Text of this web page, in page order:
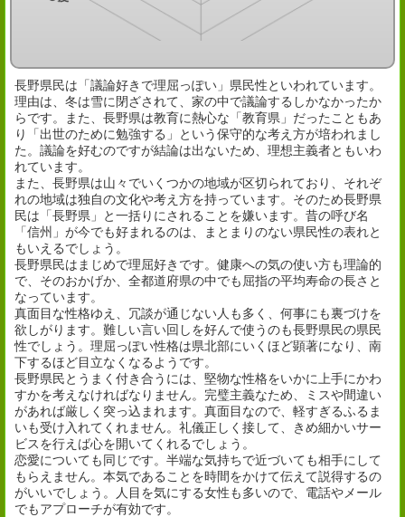
長野県民は「議論好きで理屈っぽい」県民性といわれています。
理由は、冬は雪に閉ざされて、家の中で議論するしかなかったか
らです。また、長野県は教育に熱心な「教育県」だったこともあ
り「出世のために勉強する」という保守的な考え方が培われまし
た。議論を好むのですが結論は出ないため、理想主義者ともいわ
れています。
また、長野県は山々でいくつかの地域が区切られており、それぞ
れの地域は独自の文化や考え方を持っています。そのため長野県
民は「長野県」と一括りにされることを嫌います。昔の呼び名
「信州」が今でも好まれるのは、まとまりのない県民性の表れと
もいえるでしょう。
長野県民はまじめで理屈好きです。健康への気の使い方も理論的
で、そのおかげか、全都道府県の中でも屈指の平均寿命の長さと
なっています。
真面目な性格ゆえ、冗談が通じない人も多く、何事にも裏づけを
欲しがります。難しい言い回しを好んで使うのも長野県民の県民
性でしょう。理屈っぽい性格は県北部にいくほど顕著になり、南
下するほど目立なくなるようです。
長野県民とうまく付き合うには、堅物な性格をいかに上手にかわ
すかを考えなければなりません。完璧主義なため、ミスや間違い
があれば厳しく突っ込まれます。真面目なので、軽すぎるふるま
いも受け入れてくれません。礼儀正しく接して、きめ細かいサー
ビスを行えば心を開いてくれるでしょう。
恋愛についても同じです。半端な気持ちで近づいても相手にして
もらえません。本気であることを時間をかけて伝えて説得するの
がいいでしょう。人目を気にする女性も多いので、電話やメール
でもアプローチが有効です。